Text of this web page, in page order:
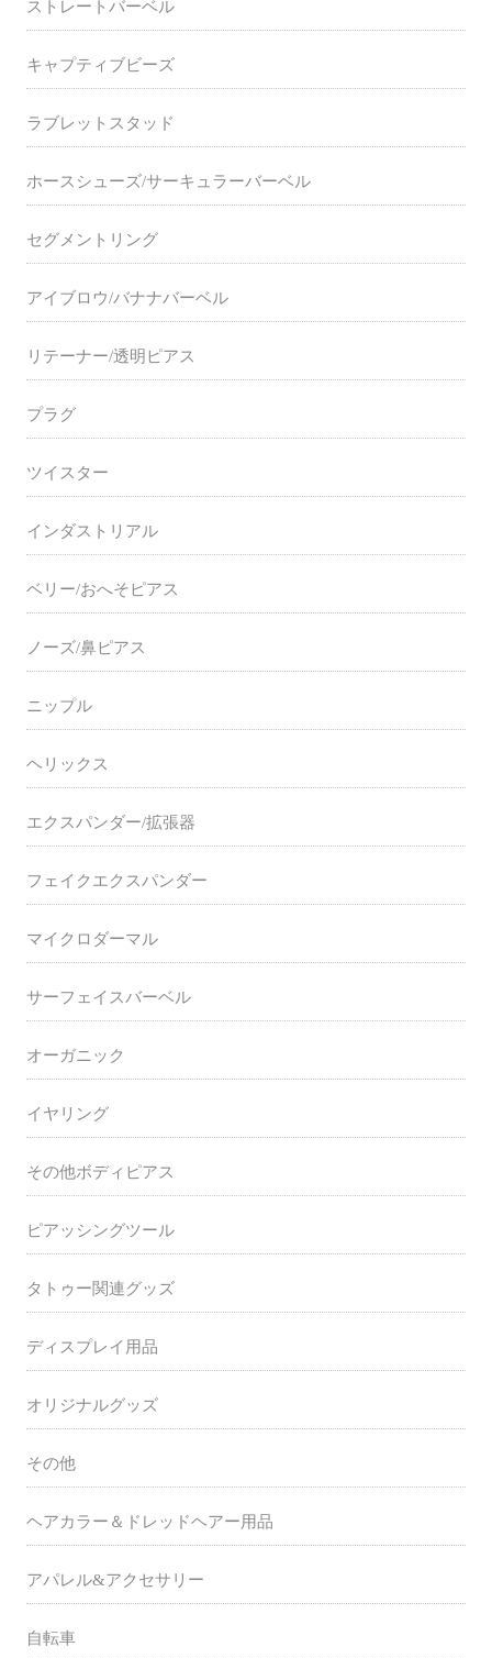
ストレートバーベル
キャプティブビーズ
ラブレットスタッド
ホースシューズ/サーキュラーバーベル
セグメントリング
アイブロウ/バナナバーベル
リテーナー/透明ピアス
プラグ
ツイスター
インダストリアル
ベリー/おへそピアス
ノーズ/鼻ピアス
ニップル
ヘリックス
エクスパンダー/拡張器
フェイクエクスパンダー
マイクロダーマル
サーフェイスバーベル
オーガニック
イヤリング
その他ボディピアス
ピアッシングツール
タトゥー関連グッズ
ディスプレイ用品
オリジナルグッズ
その他
ヘアカラー＆ドレッドヘアー用品
アパレル&アクセサリー
自転車